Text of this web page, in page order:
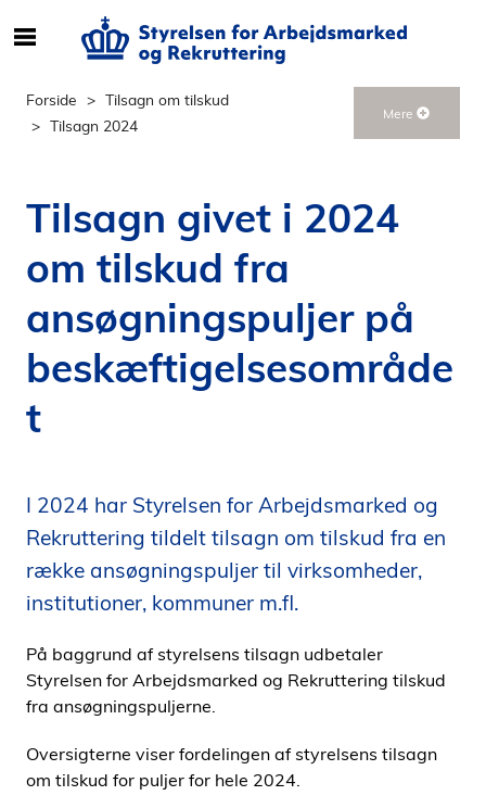
e
n
l
i
d
e
Forside
Tilsagn om tilskud
Tilsagn 2024
Mere
Tilsagn givet i 2024
om tilskud fra
ansøgningspuljer på
beskæftigelsesområde
t
I 2024 har Styrelsen for Arbejdsmarked og
Rekruttering tildelt tilsagn om tilskud fra en
række ansøgningspuljer til virksomheder,
institutioner, kommuner m.fl.
På baggrund af styrelsens tilsagn udbetaler
Styrelsen for Arbejdsmarked og Rekruttering tilskud
fra ansøgningspuljerne.
Oversigterne viser fordelingen af styrelsens tilsagn
om tilskud for puljer for hele 2024.